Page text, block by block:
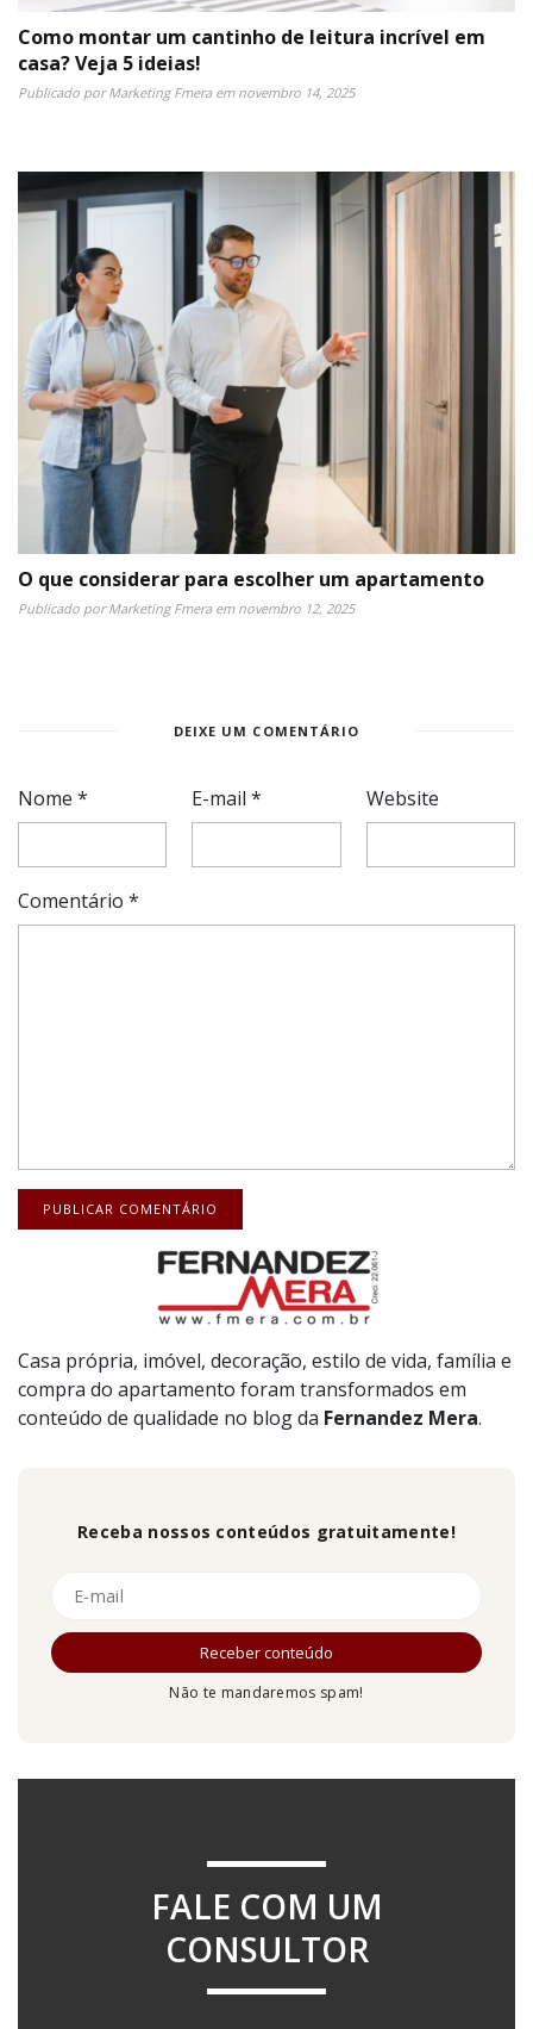
Como montar um cantinho de leitura incrível em
casa? Veja 5 ideias!
Publicado porMarketing Fmeraem novembro 14, 2025
O que considerar para escolher um apartamento
Publicado porMarketing Fmeraem novembro 12, 2025
DEIXE UM COMENTÁRIO
Nome * E-mail* Website
Comentário *
Casa própria, imóvel, decoração, estilo de vida, família e
compra do apartamento foram transformados em
conteúdo de qualidade no blog da Fernandez Mera.
Receba nossos conteúdos gratuitamente!
Não te mandaremos spam!
FALE COM UM
CONSULTOR